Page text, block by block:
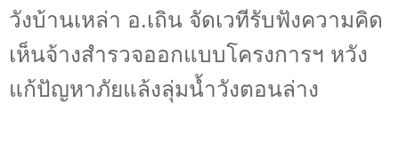
วังบ้านเหล่า อ.เถิน จัดเวทีรับฟังความคิด
เห็นจ้างสำรวจออกแบบโครงการฯ หวัง
แก้ปัญหาภัยแล้งลุ่มน้ำวังตอนล่าง